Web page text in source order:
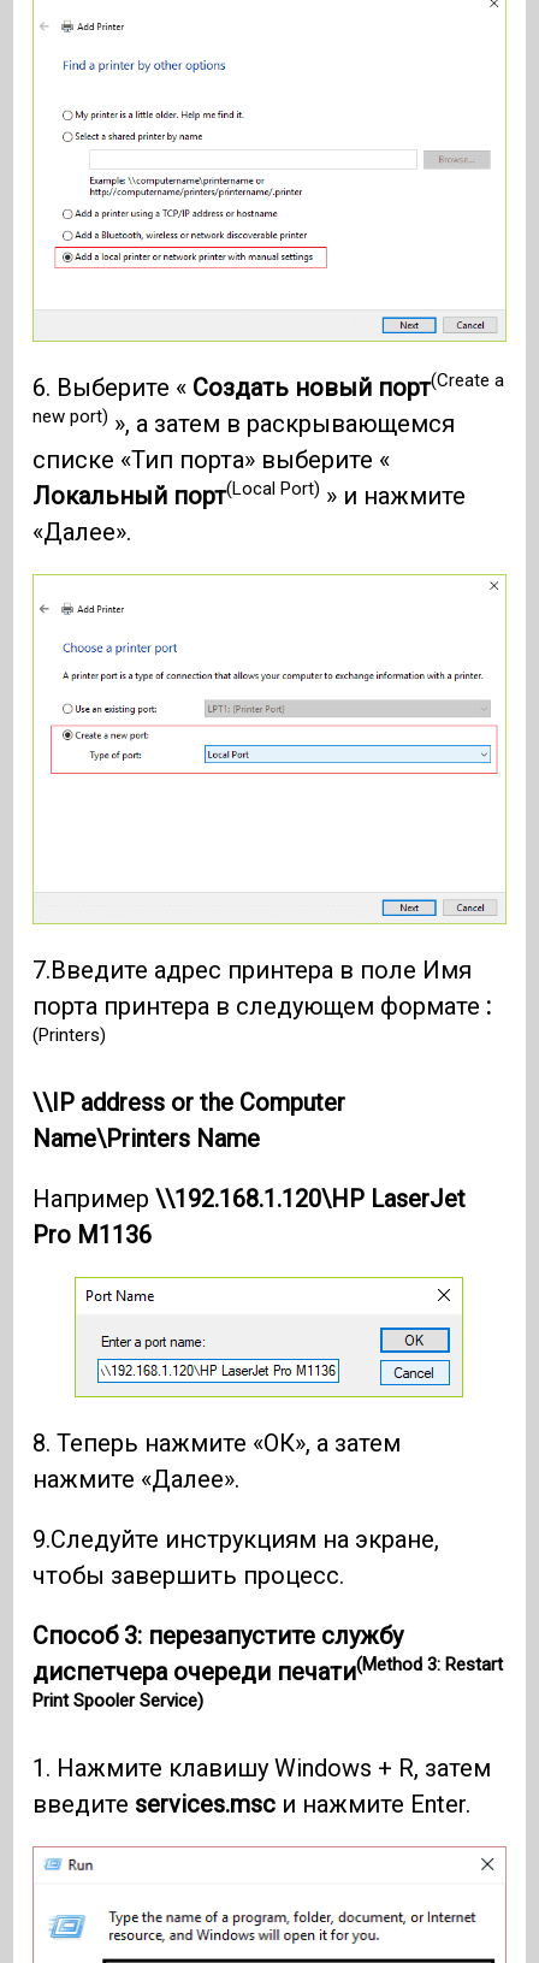
6. Выберите « Создать новый порт(Create a
new port) », а затем в раскрывающемся
списке «Тип порта» выберите «
Локальный порт(Local Port) » и нажмите
«Далее».
7.Введите адрес принтера в поле Имя
порта принтера в следующем формате :
(Printers)
\\IP address or the Computer
Name\Printers Name
Например\\192.168.1.120\HP LaserJet
Pro M1136
8. Теперь нажмите «ОК», а затем
нажмите «Далее».
9.Следуйте инструкциям на экране,
чтобы завершить процесс.
Способ 3: перезапустите службу
диспетчера очереди печати(Method 3: Restart
Print Spooler Service)
1. Нажмите клавишу Windows + R, затем
введите services.msc и нажмите Enter.